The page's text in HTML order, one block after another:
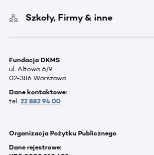
Szkoły, Firmy & inne
Fundacja DKMS
ul. Altowa 6/9
02-386 Warszawa
Dane kontaktowe:
tel. 22 882 94 00
Organizacja Pożytku Publicznego
Dane rejestrowe: